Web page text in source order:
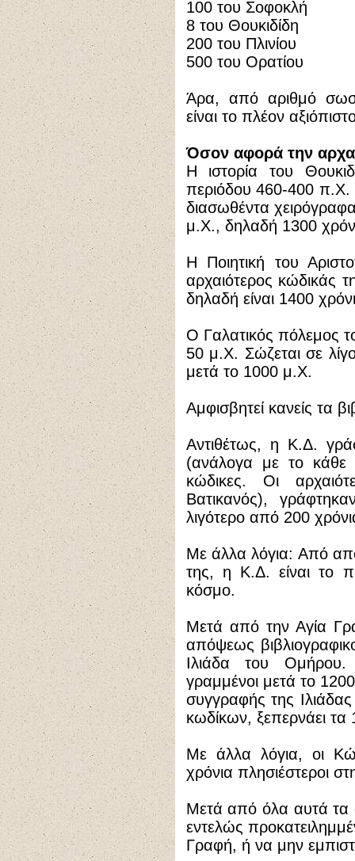
100 του Σοφοκλή
8 του Θουκιδίδη
200 του Πλινίου
500 του Ορατίου
Άρα, από αριθμό
είναι το πλέον
Όσον αφορά την
Η ιστορία του
περιόδου 460-400
διασωθέντα
μ.Χ., δηλαδή 1300
Η Ποιητική του
αρχαιότερος κώδικάς
δηλαδή είναι 1400
Ο Γαλατικός πόλεμος
50 μ.Χ. Σώζεται σε
μετά το 1000 μ.Χ.
Αμφισβητεί κανείς τα
Αντιθέτως, η Κ.Δ.
(ανάλογα με το κάθε
κώδικες. Οι
Βατικανός),
λιγότερο από 200
Με άλλα λόγια: Από
της, η Κ.Δ. είναι το
κόσμο.
Μετά από την Αγία
απόψεως
Ιλιάδα του
γραμμένοι μετά το
συγγραφής της
κωδίκων, ξεπερνάει τα
Με άλλα λόγια, οι
χρόνια πλησιέστεροι
Μετά από όλα αυτά τα
εντελώς
Γραφή, ή να μην